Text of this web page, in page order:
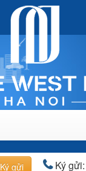
Ký gửi Ký